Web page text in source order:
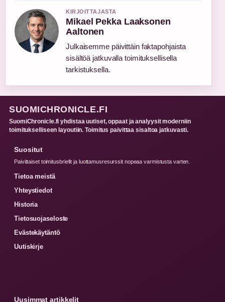
KIRJOITTAJASTA
Mikael Pekka Laaksonen
Aaltonen
Julkaisemme päivittäin faktapohjaista
sisältöä jatkuvalla toimituksellisella
tarkistuksella.
SUOMICHRONICLE.FI
SuomiChronicle.fi yhdistaa uutiset, oppaat ja analyysit moderniin
toimitukselliseen layoutiin. Toimitus paivittaa sisaltoa jatkuvasti.
Suositut
Paivittaiset toimitusbriefit ja luottamusresurssit nopeaa varmistusta varten.
Tietoa meistä
Yhteystiedot
Historia
Tietosuojaseloste
Evästekäytäntö
Uutiskirje
Uusimmat artikkelit